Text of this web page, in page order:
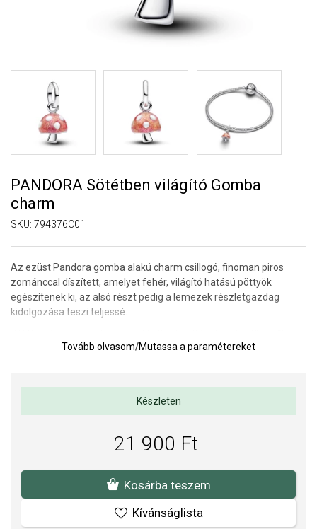
PANDORA Sötétben világító Gomba
charm
SKU: 794376C01
Az ezüst Pandora gomba alakú charm csillogó, finoman piros
zománccal díszített, amelyet fehér, világító hatású pöttyök
egészítenek ki, az alsó részt pedig a lemezek részletgazdag
kidolgozása teszi teljessé.
varázsa ihlette. A gomba motívuma a fantáziát, a kíváncsiságot
A SOFIA a PANDORA (www.Pandora.net) hivatalos forgalmazója.
Tovább olvasom/Mutassa a paramétereket
Készleten
21 900 Ft
Kosárba teszem
Kívánságlista